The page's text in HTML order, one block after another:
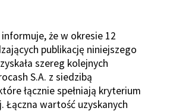
informuje, że w okresie 12
publikację niniejszego
szereg kolejnych
S.A. z siedzibą
łącznie spełniają kryterium
Łączna wartość uzyskanych